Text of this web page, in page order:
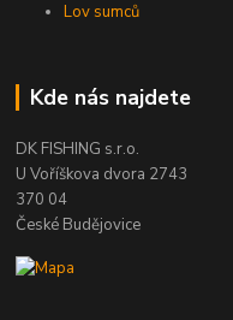
Lov sumců
Kde nás najdete
DK FISHING s.r.o.
U Voříškova dvora 2743
370 04
České Budějovice